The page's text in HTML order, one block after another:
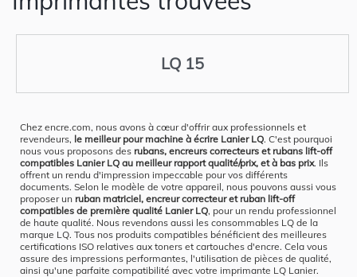
LQ 15
Chez encre.com, nous avons à cœur d'offrir aux professionnels et
revendeurs, le meilleur pour machine à écrire Lanier LQ. C'est pourquoi
nous vous proposons des rubans, encreurs correcteurs et rubans lift-off
compatibles Lanier LQ au meilleur rapport qualité/prix, et à bas prix. Ils
offrent un rendu d'impression impeccable pour vos différents
documents. Selon le modèle de votre appareil, nous pouvons aussi vous
proposer un ruban matriciel, encreur correcteur et ruban lift-off
compatibles de première qualité Lanier LQ, pour un rendu professionnel
de haute qualité. Nous revendons aussi les consommables LQ de la
marque LQ. Tous nos produits compatibles bénéficient des meilleures
certifications ISO relatives aux toners et cartouches d'encre. Cela vous
assure des impressions performantes, l'utilisation de pièces de qualité,
ainsi qu'une parfaite compatibilité avec votre imprimante LQ Lanier.